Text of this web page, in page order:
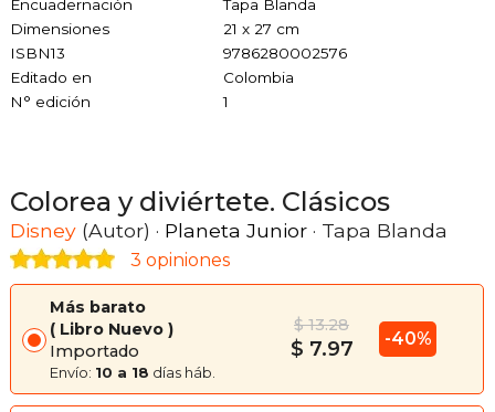
Encuadernación
Tapa Blanda
Dimensiones
21 x 27 cm
ISBN13
9786280002576
Editado en
Colombia
N° edición
1
Colorea y diviértete. Clásicos
Disney (Autor) · Planeta Junior · Tapa Blanda
3 opiniones
Más barato
Libro Nuevo
Importado
Envío: 10 a 18 días háb.
$ 13.28
$ 7.97 -40%